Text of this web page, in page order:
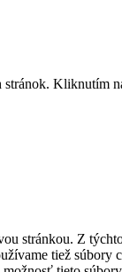
stránkou. Z
tiež